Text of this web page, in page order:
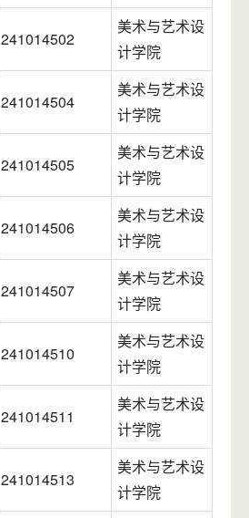
241014502
美术与艺术设
计学院
241014504
美术与艺术设
计学院
241014505
美术与艺术设
计学院
241014506
美术与艺术设
计学院
241014507
美术与艺术设
计学院
241014510
美术与艺术设
计学院
241014511
美术与艺术设
计学院
241014513
美术与艺术设
计学院